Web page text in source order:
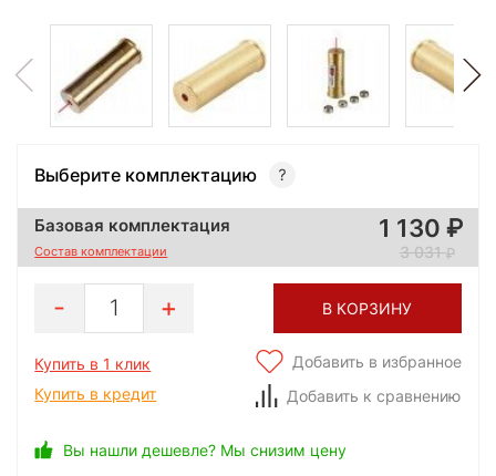
Выберите комплектацию
Базовая комплектация
Состав комплектации
1 130
3 031
1 В КОРЗИНУ
Купить в 1 клик
Купить в кредит
Добавить в избранное
Добавить к сравнению
Вы нашли дешевле? Мы снизим цену